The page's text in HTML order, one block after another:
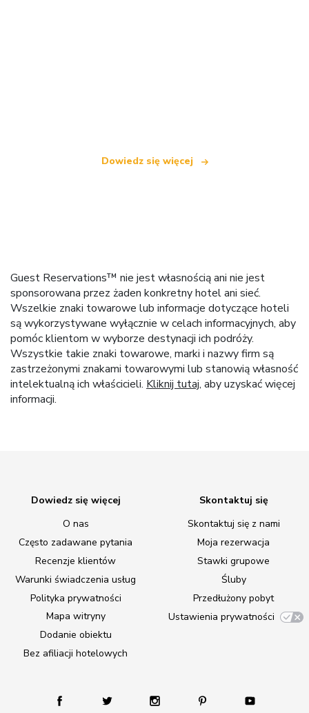
Dowiedz się więcej
Guest Reservations™ nie jest własnością ani nie jest
sponsorowana przez żaden konkretny hotel ani sieć.
Wszelkie znaki towarowe lub informacje dotyczące hoteli
są wykorzystywane wyłącznie w celach informacyjnych, aby
pomóc klientom w wyborze destynacji ich podróży.
Wszystkie takie znaki towarowe, marki i nazwy firm są
zastrzeżonymi znakami towarowymi lub stanowią własność
intelektualną ich właścicieli. Kliknij tutaj, aby uzyskać więcej
informacji.
Dowiedz się więcej
O nas
Często zadawane pytania
Recenzje klientów
Warunki świadczenia usług
Polityka prywatności
Mapa witryny
Dodanie obiektu
Bez afiliacji hotelowych
Skontaktuj się
Skontaktuj się z nami
Moja rezerwacja
Stawki grupowe
Śluby
Przedłużony pobyt
Ustawienia prywatności